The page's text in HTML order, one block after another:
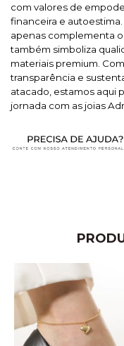
com valores de
financeira e
apenas complementa
também simboliza
materiais premium.
transparência e
atacado, estamos aqui
jornada com as joias